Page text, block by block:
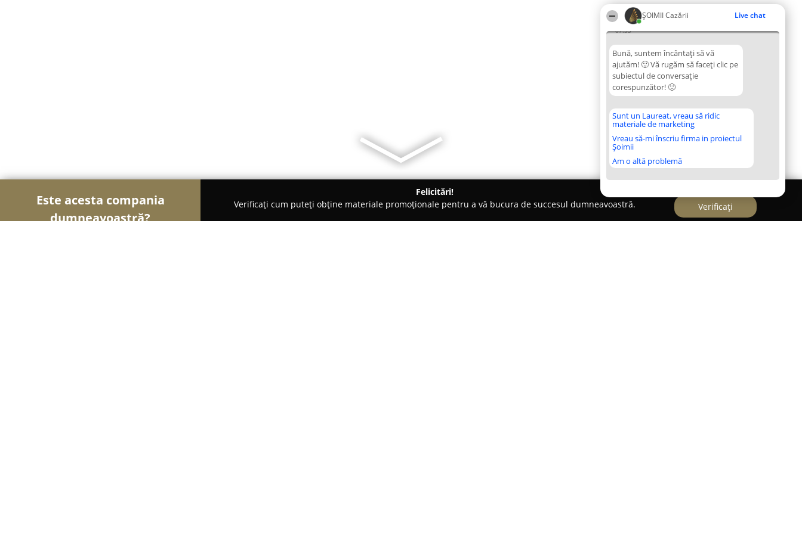
ȘOIMII Cazării Live chat
07:53
Bună, suntem încântați să vă
ajutăm! 🙂 Vă rugăm să faceți clic pe
subiectul de conversație
corespunzător! 🙂
Sunt un Laureat, vreau să ridic
materiale de marketing
Vreau să-mi înscriu firma in proiectul
Șoimii
Am o altă problemă
Este acesta compania
dumneavoastră?
Felicitări!
Verificați cum puteți obține materiale promoționale pentru a vă bucura de succesul dumneavoastră.
Verificați